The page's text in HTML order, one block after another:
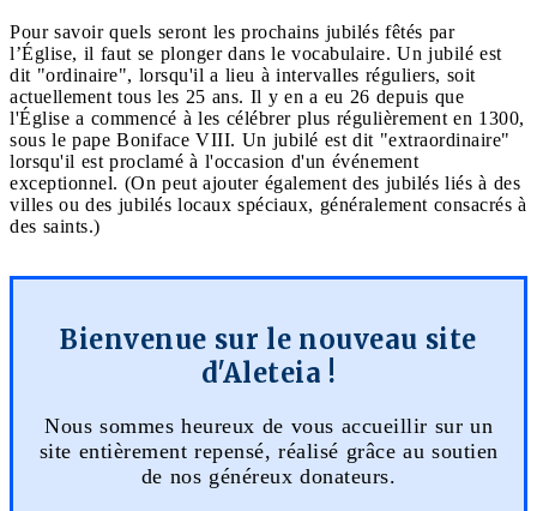
Pour savoir quels seront les prochains jubilés fêtés par
l’Église, il faut se plonger dans le vocabulaire. Un jubilé est
dit "ordinaire", lorsqu'il a lieu à intervalles réguliers, soit
actuellement tous les 25 ans. Il y en a eu 26 depuis que
l'Église a commencé à les célébrer plus régulièrement en 1300,
sous le pape Boniface VIII. Un jubilé est dit "extraordinaire"
lorsqu'il est proclamé à l'occasion d'un événement
exceptionnel. (On peut ajouter également des jubilés liés à des
villes ou des jubilés locaux spéciaux, généralement consacrés à
des saints.)
Bienvenue sur le nouveau site
d'Aleteia !
Nous sommes heureux de vous accueillir sur un
site entièrement repensé, réalisé grâce au soutien
de nos généreux donateurs.